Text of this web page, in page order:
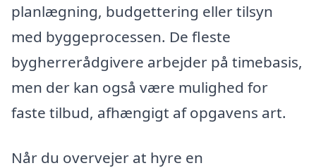
planlægning, budgettering eller tilsyn
med byggeprocessen. De fleste
bygherrerådgivere arbejder på timebasis,
men der kan også være mulighed for
faste tilbud, afhængigt af opgavens art.
Når du overvejer at hyre en